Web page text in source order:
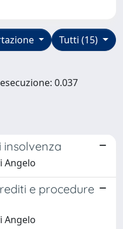
Tutti (15)
0.037
Angelo
e procedure
Angelo